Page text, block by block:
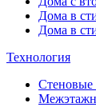
Дома в
Дома в
Технология
Стеновые